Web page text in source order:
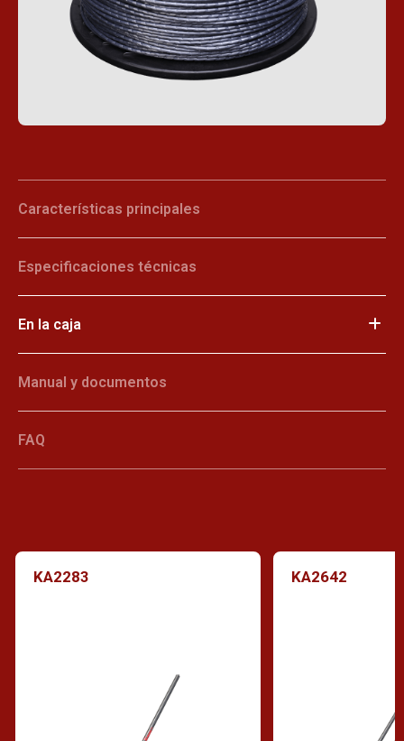
Características principales
Especificaciones técnicas
En la caja
Manual y documentos
FAQ
KA2283 KA2642